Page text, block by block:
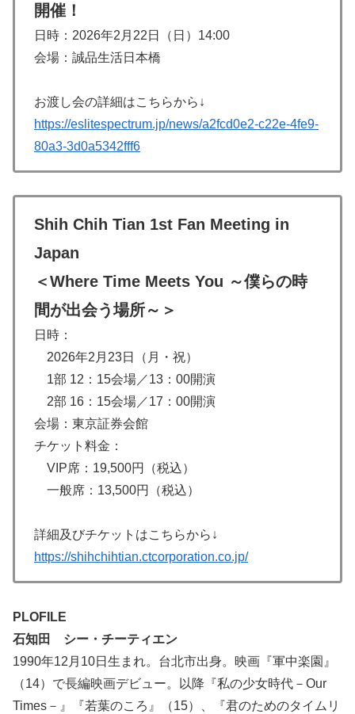
開催！
日時：2026年2月22日（日）14:00
会場：誠品生活日本橋
お渡し会の詳細はこちらから↓
https://eslitespectrum.jp/news/a2fcd0e2-c22e-4fe9-
80a3-3d0a5342fff6
Shih Chih Tian 1st Fan Meeting in
Japan
＜Where Time Meets You ～僕らの時
間が出会う場所～＞
日時：
2026年2月23日（月・祝）
1部 12：15会場／13：00開演
2部 16：15会場／17：00開演
会場：東京証券会館
チケット料金：
VIP席：19,500円（税込）
一般席：13,500円（税込）
詳細及びチケットはこちらから↓
https://shihchihtian.ctcorporation.co.jp/
PLOFILE
石知田 シー・チーティエン
1990年12月10日生まれ。台北市出身。映画『軍中楽園』
（14）で長編映画デビュー。以降『私の少女時代－Our
Times－』『若葉のころ』（15）、『君のためのタイムリ